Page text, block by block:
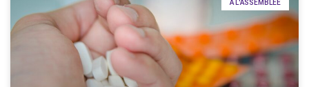
À L'ASSEMBLÉE